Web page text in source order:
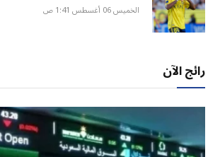
الخميس 06 أغسطس 1:41 ص
رائج الآن